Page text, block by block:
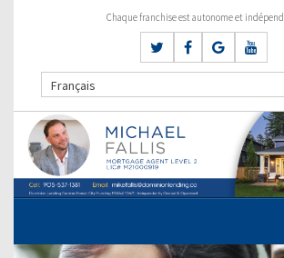
Chaque franchise est autonome et
Français